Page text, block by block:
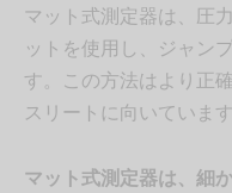
マット式測定器は、圧
ットを使用し、ジャン
す。この方法はより正
スリートに向いています
マット式測定器は、細